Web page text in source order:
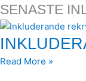
SENASTE
Read More »